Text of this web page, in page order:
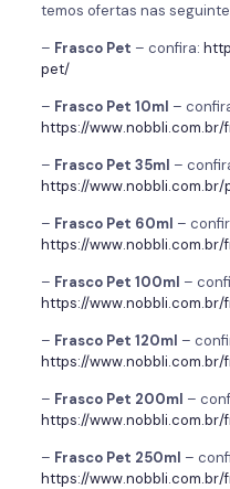
temos ofertas nas
– Frasco Pet – confira:
pet/
– Frasco Pet 10ml –
https://
– Frasco Pet 35ml –
https://
– Frasco Pet 60ml –
https://
– Frasco Pet 100ml –
https://
– Frasco Pet 120ml –
https://
– Frasco Pet 200ml –
https://
– Frasco Pet 250ml –
https://